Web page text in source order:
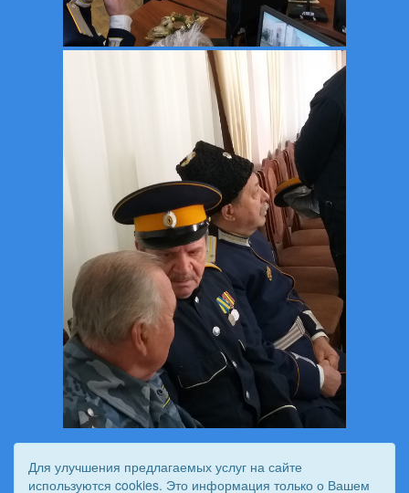
Для улучшения предлагаемых услуг на сайте
используются cookies. Это информация только о Вашем